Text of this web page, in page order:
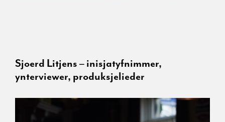
Sjoerd Litjens – inisjatyfnimmer,
ynterviewer, produksjelieder